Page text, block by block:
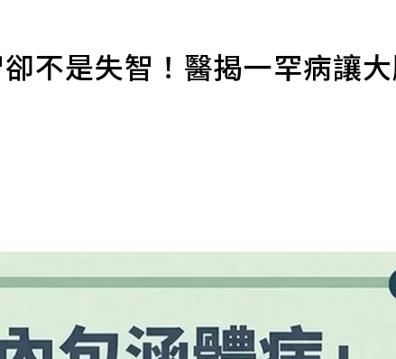
不是失智！醫揭一罕病讓